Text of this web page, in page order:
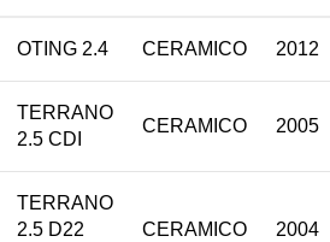
OTING 2.4 CERAMICO 2012
TERRANO
2.5 CDI
CERAMICO 2005
TERRANO
2.5 D22
CERAMICO 2004